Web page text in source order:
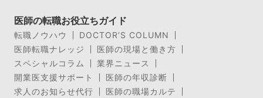
医師の転職お役立ちガイド
転職ノウハウ
DOCTOR’S COLUMN
医師転職ナレッジ
医師の現場と働き方
スペシャルコラム
業界ニュース
開業医支援サポート
医師の年収診断
求人のお知らせ代行
医師の職場カルテ